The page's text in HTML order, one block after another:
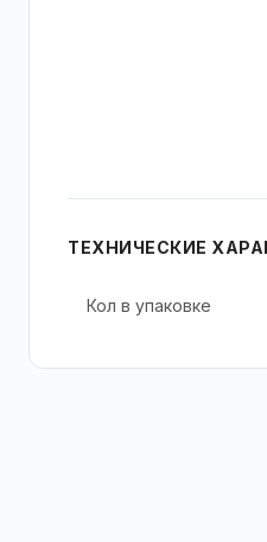
ТЕХНИЧЕСКИЕ
Кол в упаковке